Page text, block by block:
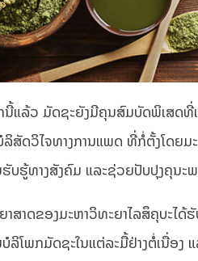
ແລ້ວ ມັດຊະຍັງມີຄຸນສົມບັດພິເສດທີ່ເ
ສັດວິໄຈທາງການແພດ ທີ່ກໍ່ຕັ້ງໂດຍມ
ຮັບຮູ້ທາງສັງຄົມ ແລະຊ່ວຍປັບປຸງຄຸນ
ສາດຂອງມະຫາວິທະຍາໄລສຶຄຸບະໄ
ລິໂພກມັດຊະໃນແຕ່ລະມື້ຢ່າງຕໍ່ເນື່ອ